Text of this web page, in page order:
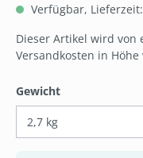
Verfügbar,
Dieser Artikel wird von
Versandkosten in
Gewichtauswählen